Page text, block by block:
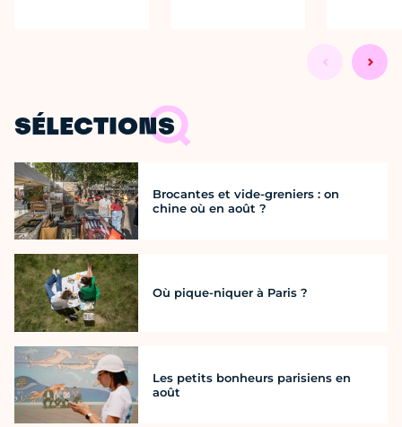
SÉLECTIONS
Brocantes et vide-greniers : on
chine où en août ?
Où pique-niquer à Paris ?
Les petits bonheurs parisiens en
août